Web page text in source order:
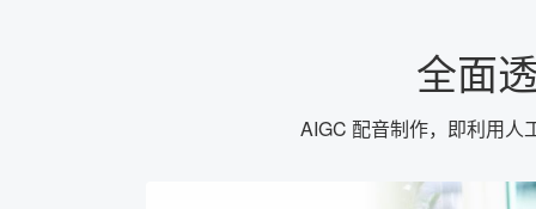
全面
AIGC 配音制作，即利用人